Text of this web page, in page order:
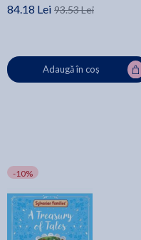
84.18 Lei 93.53 Lei
Adaugă în coș
-10%